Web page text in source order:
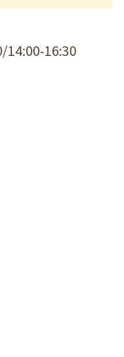
14:00-16:30